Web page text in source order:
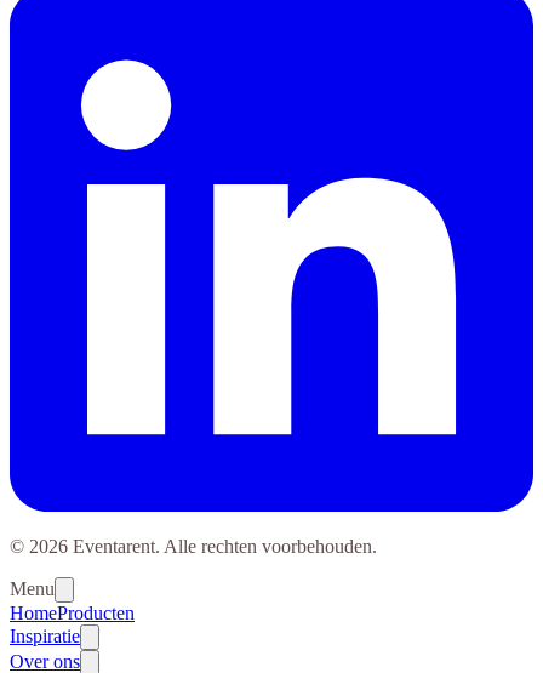
© 2026 Eventarent. Alle rechten voorbehouden.
Menu
HomeProducten
Inspiratie
Over ons